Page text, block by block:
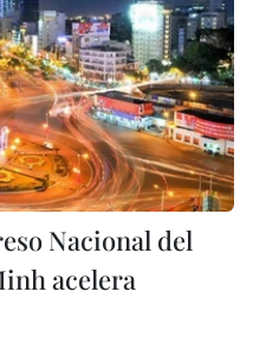
Nacional del
acelera